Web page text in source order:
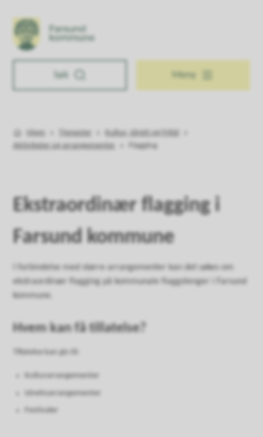
Farsund kommune
Søk Meny
Hjem Tjenester
Kultur, idrett og fritid
Aktiviteter og arrangementer
Flagging
Ekstraordinær flagging i
Farsund kommune
I forbindelse med større arrangementer kan det søkes om
ekstraordinær flagging på kommunale flaggstenger i Farsund
kommune.
Hvem kan få tillatelse?
Tillatelse kan gis til:
Kulturarrangementer
Idrettsarrangementer